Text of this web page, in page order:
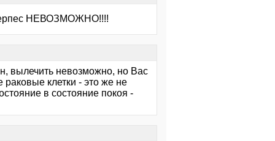
Герпес НЕВОЗМОЖНО!!!!
вылечить невозможно, но Вас
клетки - это же не
в состояние покоя -